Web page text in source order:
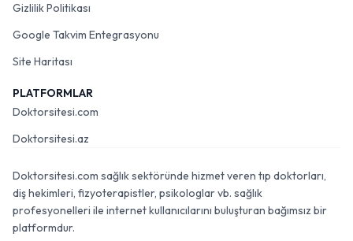
Gizlilik Politikası
Google Takvim Entegrasyonu
Site Haritası
PLATFORMLAR
Doktorsitesi.com
Doktorsitesi.az
Doktorsitesi.com sağlık sektöründe hizmet veren tıp doktorları,
diş hekimleri, fizyoterapistler, psikologlar vb. sağlık
profesyonelleri ile internet kullanıcılarını buluşturan bağımsız bir
platformdur.